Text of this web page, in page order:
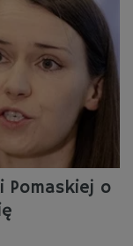
Pomaskiej o